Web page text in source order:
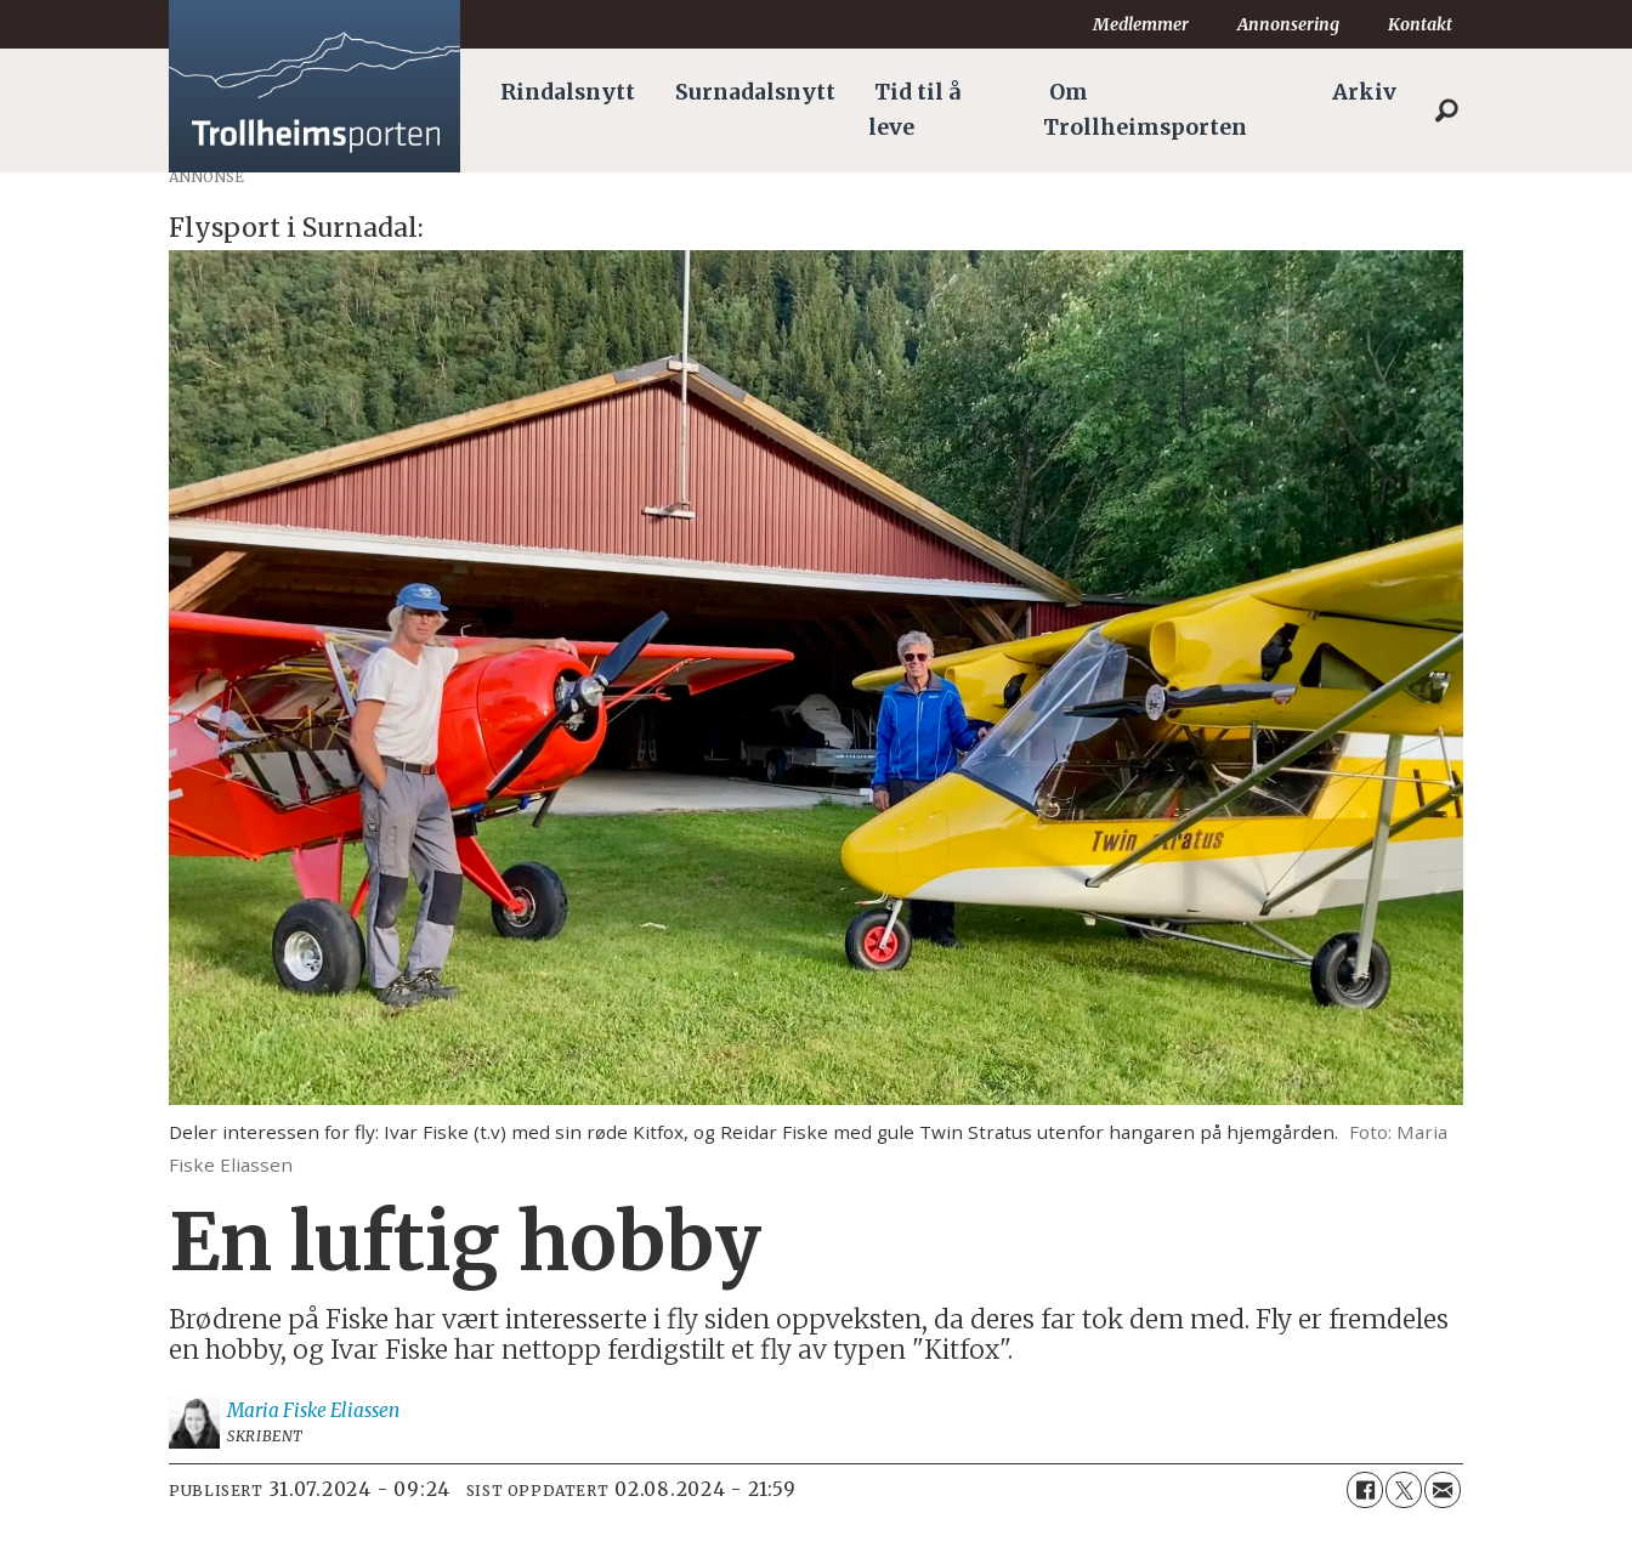
Medlemmer Annonsering Kontakt
Rindalsnytt Surnadalsnytt
Tid til å
leve
Om
Trollheimsporten
Arkiv
ANNONSE
Flysport i Surnadal:
Deler interessen for fly: Ivar Fiske (t.v) med sin røde Kitfox, og Reidar Fiske med gule Twin Stratus utenfor hangaren på hjemgården. Foto: Maria
Fiske Eliassen
En luftig hobby
Brødrene på Fiske har vært interesserte i fly siden oppveksten, da deres far tok dem med. Fly er fremdeles
en hobby, og Ivar Fiske har nettopp ferdigstilt et fly av typen "Kitfox".
Maria Fiske Eliassen
SKRIBENT
PUBLISERT 31.07.2024 - 09:24 SIST OPPDATERT 02.08.2024 - 21:59